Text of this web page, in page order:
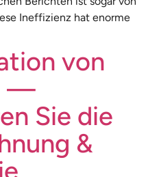
Ineffizienz hat enorme
von
—
Sie die
&